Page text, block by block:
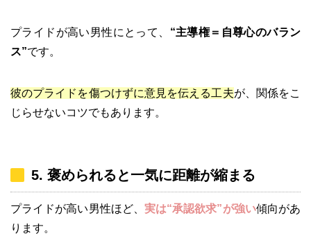
プライドが高い男性にとって、 “主導権＝自尊心のバラン
ス”です。
彼のプライドを傷つけずに意見を伝える工夫が、関係をこ
じらせないコツでもあります。
5. 褒められると一気に距離が縮まる
プライドが高い男性ほど、 実は“承認欲求”が強い傾向があ
ります。